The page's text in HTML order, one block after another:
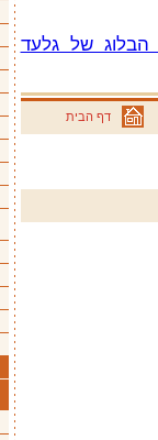
הבלוג של גלעד
דף הבית